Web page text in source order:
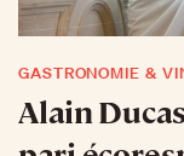
GASTRONOMIE &
Alain